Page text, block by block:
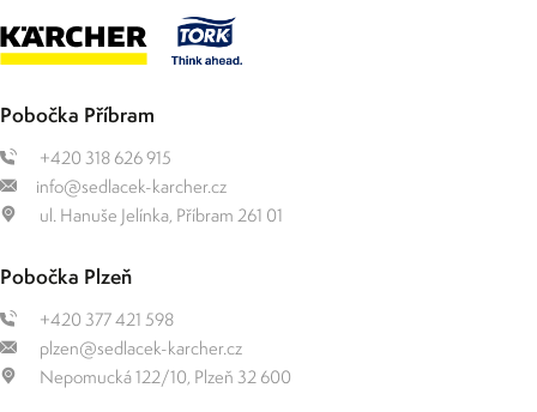
Pobočka Příbram
+420 318 626 915
info@sedlacek-karcher.cz
ul. Hanuše Jelínka, Příbram 261 01
Pobočka Plzeň
+420 377 421 598
plzen@sedlacek-karcher.cz
Nepomucká 122/10, Plzeň 32 600